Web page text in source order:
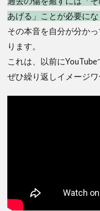
あげる」ことが必要にな
その本音を自分が分か
ります。
これは、以前に
ぜひ繰り返しイメージワ